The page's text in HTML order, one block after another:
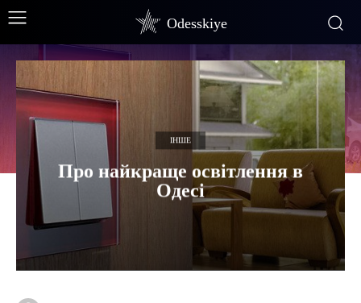
Odesskiye
ІНШЕ
Про найкраще освітлення в
Одесі